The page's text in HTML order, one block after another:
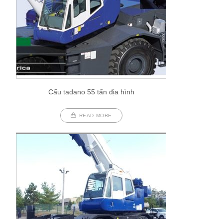
Cẩu tadano 55 tấn địa hình
READ MORE